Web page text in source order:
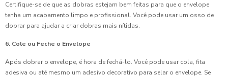
Certifique-se de que as dobras estejam bem feitas para que o envelope
tenha um acabamento limpo e profissional. Você pode usar um osso de
dobrar para ajudar a criar dobras mais nítidas.
6. Cole ou Feche o Envelope
Após dobrar o envelope, é hora de fechá-lo. Você pode usar cola, fita
adesiva ou até mesmo um adesivo decorativo para selar o envelope. Se